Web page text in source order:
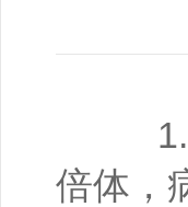
1.基
倍体，